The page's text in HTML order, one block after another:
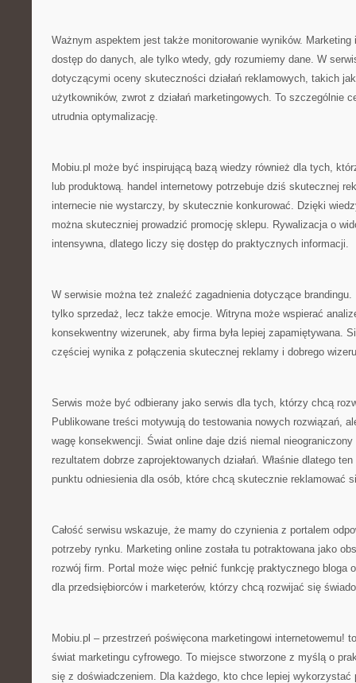
Ważnym aspektem jest także monitorowanie wyników. Marketing
dostęp do danych, ale tylko wtedy, gdy rozumiemy dane. W
dotyczącymi oceny skuteczności działań reklamowych, takich
użytkowników, zwrot z działań marketingowych. To szczególnie
utrudnia optymalizację.
Mobiu.pl może być inspirującą bazą wiedzy również dla tych,
lub produktową. handel internetowy potrzebuje dziś skutecznej
internecie nie wystarczy, by skutecznie konkurować. Dzięki
można skuteczniej prowadzić promocję sklepu. Rywalizacja o
intensywna, dlatego liczy się dostęp do praktycznych informacji.
W serwisie można też znaleźć zagadnienia dotyczące
tylko sprzedaż, lecz także emocje. Witryna może wspierać
konsekwentny wizerunek, aby firma była lepiej zapamiętywana.
częściej wynika z połączenia skutecznej reklamy i dobrego
Serwis może być odbierany jako serwis dla tych, którzy chcą
Publikowane treści motywują do testowania nowych rozwiązań,
wagę konsekwencji. Świat online daje dziś niemal
rezultatem dobrze zaprojektowanych działań. Właśnie dlatego
punktu odniesienia dla osób, które chcą skutecznie reklamować
Całość serwisu wskazuje, że mamy do czynienia z portalem
potrzeby rynku. Marketing online została tu potraktowana jako
rozwój firm. Portal może więc pełnić funkcję praktycznego bloga
dla przedsiębiorców i marketerów, którzy chcą rozwijać się
Mobiu.pl – przestrzeń poświęcona marketingowi internetowemu!
świat marketingu cyfrowego. To miejsce stworzone z myślą o
się z doświadczeniem. Dla każdego, kto chce lepiej wykorzystać